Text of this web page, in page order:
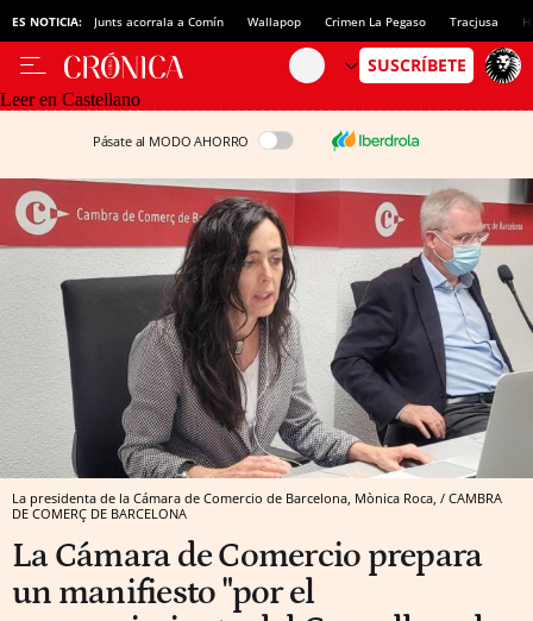
ES NOTICIA: Junts acorrala a Comín Wallapop Crimen La Pegaso Tracjusa
Leer en Castellano
Pásate al MODO AHORRO
La presidenta de la Cámara de Comercio de Barcelona, Mònica Roca, / CAMBRA
DE COMERÇ DE BARCELONA
La Cámara de Comercio prepara
un manifiesto "por el